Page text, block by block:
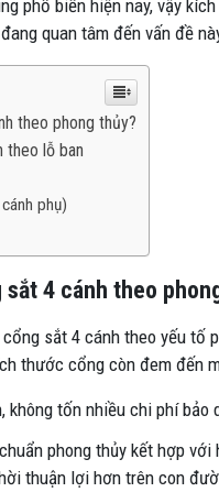
phổ biến hiện nay, vậy
quan tâm đến vấn đề
theo phong thủy?
theo lỗ ban
phụ)
4 cánh theo
sắt 4 cánh theo yếu tố
thước cổng còn đem đến
tốn nhiều chi phí bảo
phong thủy kết hợp
thuận lợi hơn trên con